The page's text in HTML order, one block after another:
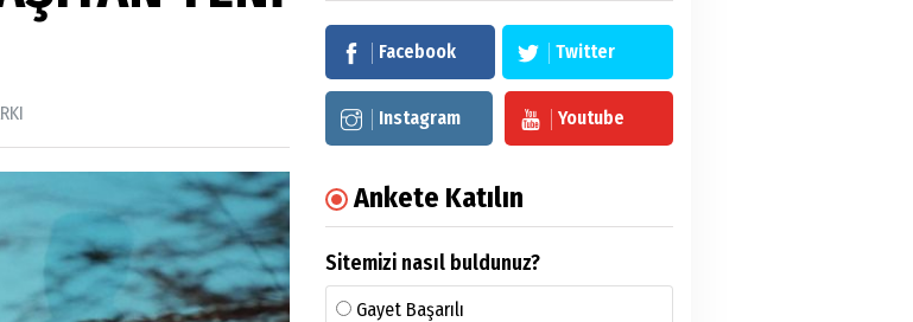
Facebook Twitter
Instagram Youtube
Ankete Katılın
Sitemizi nasıl buldunuz?
Gayet Başarılı